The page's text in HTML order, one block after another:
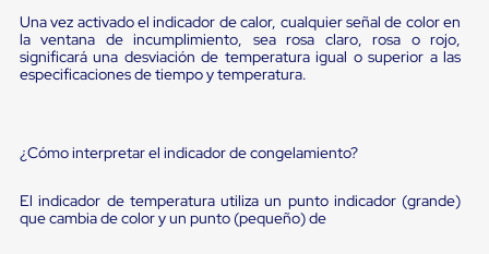
de
andén
con
sistema
ruedas
andén
Automáticos
Una vez activado el indicador de calor, cualquier señal de color en
la ventana de incumplimiento, sea rosa claro, rosa o rojo,
significará una desviación de temperatura igual o superior a las
especificaciones de tiempo y temperatura.
¿Cómo interpretar el indicador de congelamiento?
El indicador de temperatura utiliza un punto indicador (grande)
que cambia de color y un punto (pequeño) de